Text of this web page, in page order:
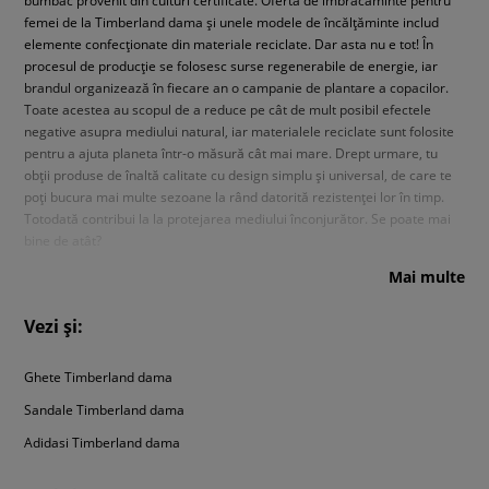
femei de la Timberland dama și unele modele de încălțăminte includ
elemente confecționate din materiale reciclate. Dar asta nu e tot! În
procesul de producție se folosesc surse regenerabile de energie, iar
brandul organizează în fiecare an o campanie de plantare a copacilor.
Toate acestea au scopul de a reduce pe cât de mult posibil efectele
negative asupra mediului natural, iar materialele reciclate sunt folosite
pentru a ajuta planeta într-o măsură cât mai mare. Drept urmare, tu
obții produse de înaltă calitate cu design simplu și universal, de care te
poți bucura mai multe sezoane la rând datorită rezistenței lor în timp.
Totodată contribui la la protejarea mediului înconjurător. Se poate mai
Te întrebi ce articole decorate cu logo-ul Timberland dama se află la
se numără pantofii outdoor care nu dezamăgesc niciodată – atât
acestea, te așteaptă timberland ghete dama, sandale și șlapi de vară.
Dar asta nu e tot! La noi găsești, de asemenea, îmbrăcăminte – bluze
Mai multe
Vezi și:
Ghete Timberland dama
Sandale Timberland dama
Adidasi Timberland dama